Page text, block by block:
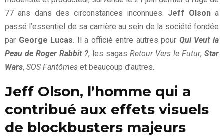
77 ans dans des circonstances inconnues. Jeff Olsona
passé l’essentiel de sa carrière au sein de la société fondée
par George Lucas. Il a officié entre autres pour Qui Veut la
Peau de Roger Rabbit ?, les sagas Retour Vers le Futur, Star
Wars, SOS Fantômes et beaucoup d’autres.
Jeff Olson, l’homme qui a
contribué aux effets visuels
de blockbusters majeurs